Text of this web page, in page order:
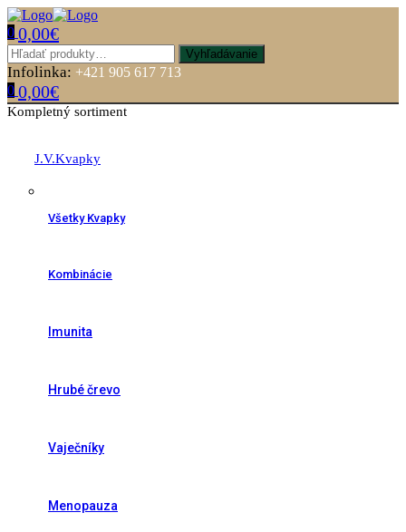
0 0,00€
Menu
Hľadať: Vyhľadávanie
Infolinka: +421 905 617 713
0 0,00€
Kompletný sortiment
J.V.Kvapky
Všetky Kvapky
Kombinácie
Imunita
Hrubé črevo
Vaječníky
Menopauza